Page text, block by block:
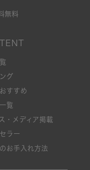
無料
グ
すすめ
覧
・メディア掲載
ラー
お手入れ方法